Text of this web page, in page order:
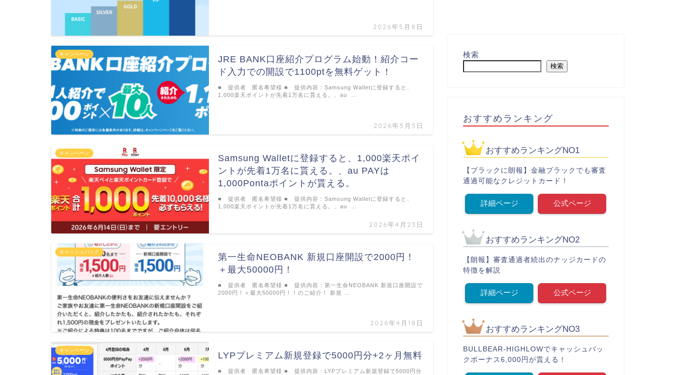
2026年5月8日
キャンペーン
JRE BANK口座紹介プログラム始動！紹介コー
ド入力での開設で1100ptを無料ゲット！
2026年5月5日
■ 提供者 匿名希望様 ■ 提供内容：Samsung Walletに登録すると、
1,000楽天ポイントが先着1万名に貰える。、au …
キャンペーン
Samsung Walletに登録すると、1,000楽天ポイ
ントが先着1万名に貰える。、au PAYは
1,000Pontaポイントが貰える。
2026年4月23日
■ 提供者 匿名希望様 ■ 提供内容：Samsung Walletに登録すると、
1,000楽天ポイントが先着1万名に貰える。、au …
キャッシュバック
第一生命NEOBANK 新規口座開設で2000円！
＋最大50000円！
2026年4月18日
■ 提供者 匿名希望様 ■ 提供内容：第一生命NEOBANK 新規口座開設で
2000円！＋最大50000円！！のご紹介！ 新規 …
キャンペーン
LYPプレミアム新規登録で5000円分+2ヶ月無料
■ 提供者 匿名希望様 ■ 提供内容：LYPプレミアム新規登録で5000円分
検索
検索
おすすめランキング
おすすめランキングNO1
【ブラックに朗報】金融ブラックでも審査
通過可能なクレジットカード！
詳細ページ 公式ページ
おすすめランキングNO2
【朗報】審査通過者続出のナッジカードの
特徴を解説
詳細ページ 公式ページ
おすすめランキングNO3
BULLBEAR-HIGHLOWでキャッシュバッ
クボーナス6,000円が貰える！